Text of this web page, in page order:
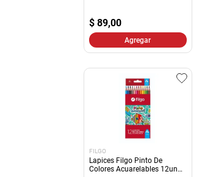
$ 89,00
Agregar
FILGO
Lapices Filgo Pinto De
Colores Acuarelables 12un